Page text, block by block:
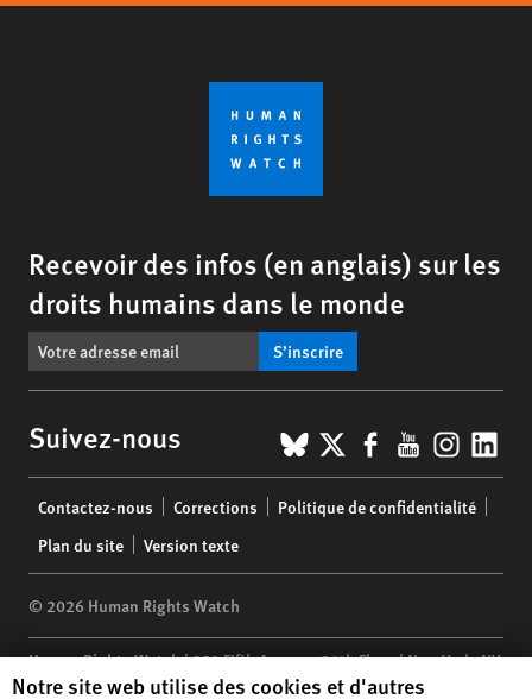
Recevoir des infos (en anglais) sur les
droits humains dans le monde
S’inscrire
Suivez-nous BlueSky
X Facebook
YouTube
menu
Contactez-nous Corrections
Politique de confidentialité
Plan du site
Version texte
© 2026 Human Rights Watch
Human Rights Watch| 350 Fifth Avenue, 34th Floor | New York,NY
10118-3299USA |t1.212.290.4700
Human Rights Watch cookie preferences
Notre site web utilise des cookies et d'autres